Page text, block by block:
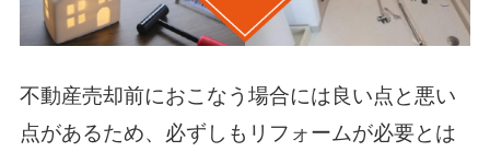
不動産売却前におこなう場合には良い点と悪い
点があるため、必ずしもリフォームが必要とは